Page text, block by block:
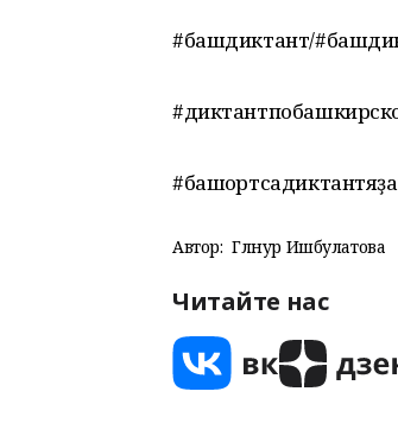
#башдиктант/
Автор: Гөлнур Ишбулатова
Читайте нас